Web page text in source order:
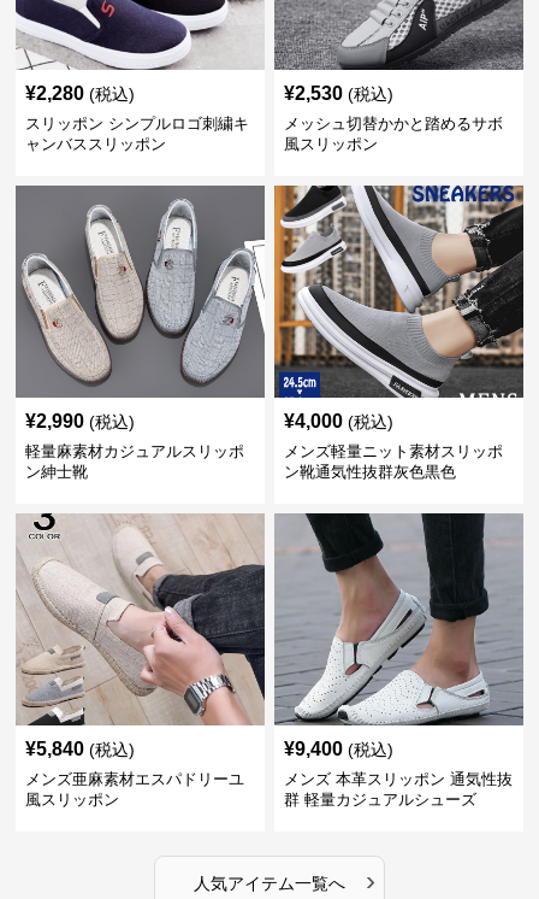
¥2,280 (税込)
スリッポン シンプルロゴ刺繍キ
ャンバススリッポン
¥2,530 (税込)
メッシュ切替かかと踏めるサボ
風スリッポン
¥2,990 (税込)
軽量麻素材カジュアルスリッポ
ン紳士靴
¥4,000 (税込)
メンズ軽量ニット素材スリッポ
ン靴通気性抜群灰色黒色
¥5,840 (税込)
メンズ亜麻素材エスパドリーユ
風スリッポン
¥9,400 (税込)
メンズ 本革スリッポン 通気性抜
群 軽量カジュアルシューズ
人気アイテム一覧へ ›